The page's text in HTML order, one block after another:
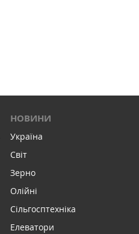
НОВИНИ
Україна
Світ
Зерно
Олійні
Сільгосптехніка
Елеватори